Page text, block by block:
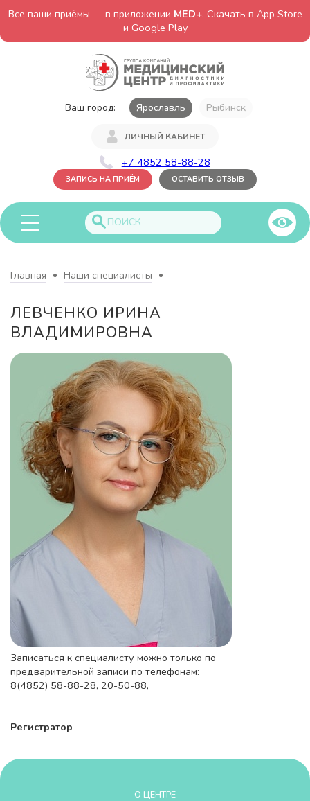
Все ваши приёмы — в приложении MED+. Скачать в App Store
и Google Play
Ваш город: Ярославль Рыбинск
ЛИЧНЫЙ КАБИНЕТ
+7 4852 58-88-28
ЗАПИСЬ НА ПРИЁМ ОСТАВИТЬ ОТЗЫВ
Главная Наши специалисты
ЛЕВЧЕНКО ИРИНА
ВЛАДИМИРОВНА
Записаться к специалисту можно только по
предварительной записи по телефонам:
8(4852) 58-88-28, 20-50-88,
Регистратор
О ЦЕНТРЕ